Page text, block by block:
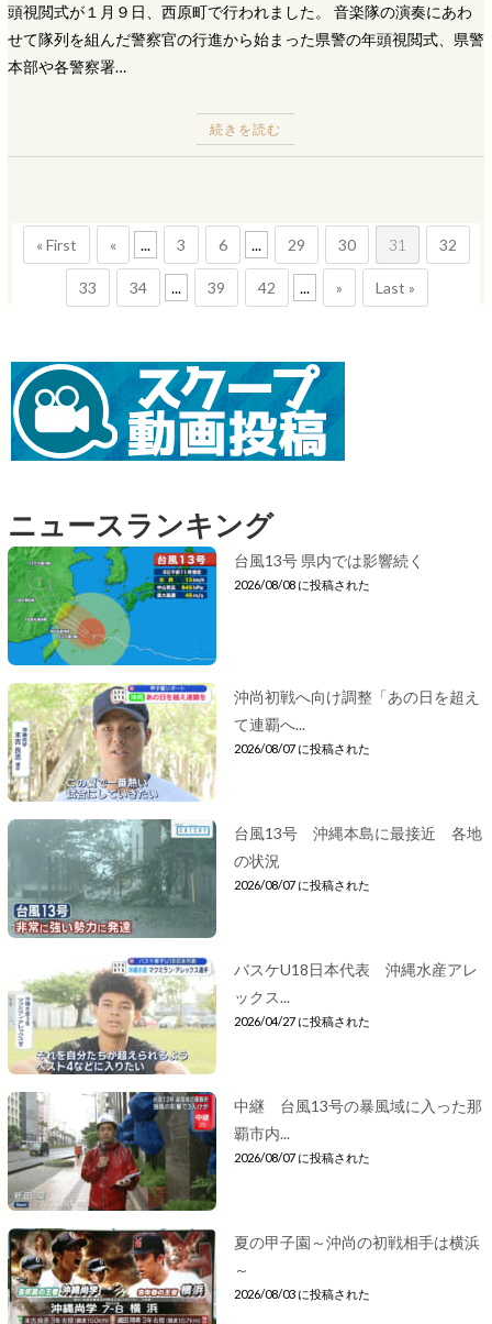
頭視閲式が１月９日、西原町で行われました。 音楽隊の演奏にあわ
せて隊列を組んだ警察官の行進から始まった県警の年頭視閲式、県警
本部や各警察署…
続きを読む
« First « ... 3 6 ... 29 30 31 32
33 34 ... 39 42 ... » Last »
ニュースランキング
台風13号 県内では影響続く
2026/08/08 に投稿された
沖尚初戦へ向け調整「あの日を超え
て連覇へ...
2026/08/07 に投稿された
台風13号 沖縄本島に最接近 各地
の状況
2026/08/07 に投稿された
バスケU18日本代表 沖縄水産アレ
ックス...
2026/04/27 に投稿された
中継 台風13号の暴風域に入った那
覇市内...
2026/08/07 に投稿された
夏の甲子園～沖尚の初戦相手は横浜
～
2026/08/03 に投稿された